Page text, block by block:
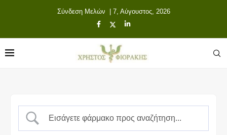
Σύνδεση Μελών | 7, Αύγουστος, 2026